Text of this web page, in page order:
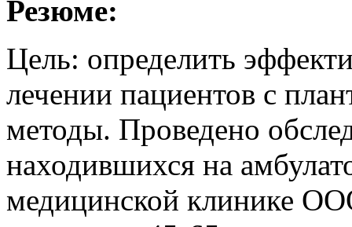
Резюме:
Цель: определить
лечении пациентов с
методы. Проведено
находившихся на
медицинской клинике